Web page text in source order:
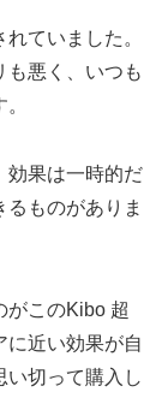
ていました。
も悪く、いつも
効果は一時的だ
ものがありま
がこのKibo 超
に近い効果が自
い切って購入し